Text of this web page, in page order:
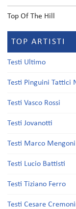
Top Of The Hill
TOP ARTISTI
Testi Ultimo
Testi Pinguini Tattici
Testi Vasco Rossi
Testi Jovanotti
Testi Marco Mengoni
Testi Lucio Battisti
Testi Tiziano Ferro
Testi Cesare